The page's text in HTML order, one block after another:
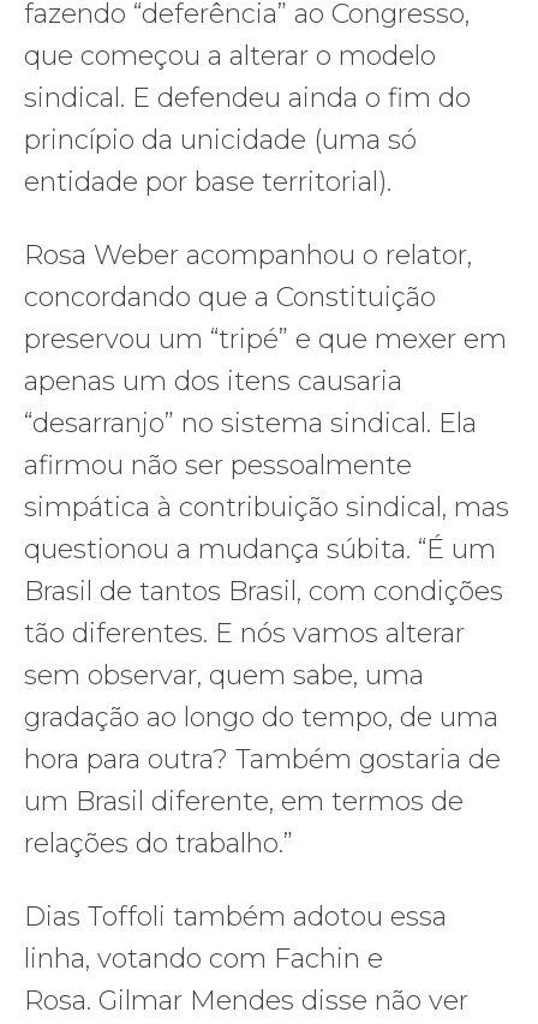
fazendo “deferência” ao Congresso,
que começou a alterar o modelo
sindical. E defendeu ainda o fim do
princípio da unicidade (uma só
entidade por base territorial).
Rosa Weber acompanhou o relator,
concordando que a Constituição
preservou um “tripé” e que mexer em
apenas um dos itens causaria
“desarranjo” no sistema sindical. Ela
afirmou não ser pessoalmente
simpática à contribuição sindical, mas
questionou a mudança súbita. “É um
Brasil de tantos Brasil, com condições
tão diferentes. E nós vamos alterar
sem observar, quem sabe, uma
gradação ao longo do tempo, de uma
hora para outra? Também gostaria de
um Brasil diferente, em termos de
relações do trabalho.”
Dias Toffoli também adotou essa
linha, votando com Fachin e
Rosa. Gilmar Mendes disse não ver